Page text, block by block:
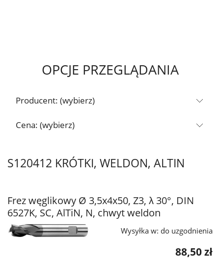
OPCJE PRZEGLĄDANIA
Producent: (wybierz)
Cena: (wybierz)
S120412 KRÓTKI, WELDON, ALTIN
Frez węglikowy Ø 3,5x4x50, Z3, λ 30°, DIN
6527K, SC, AlTiN, N, chwyt weldon
Wysyłka w: do uzgodnienia
88,50 zł